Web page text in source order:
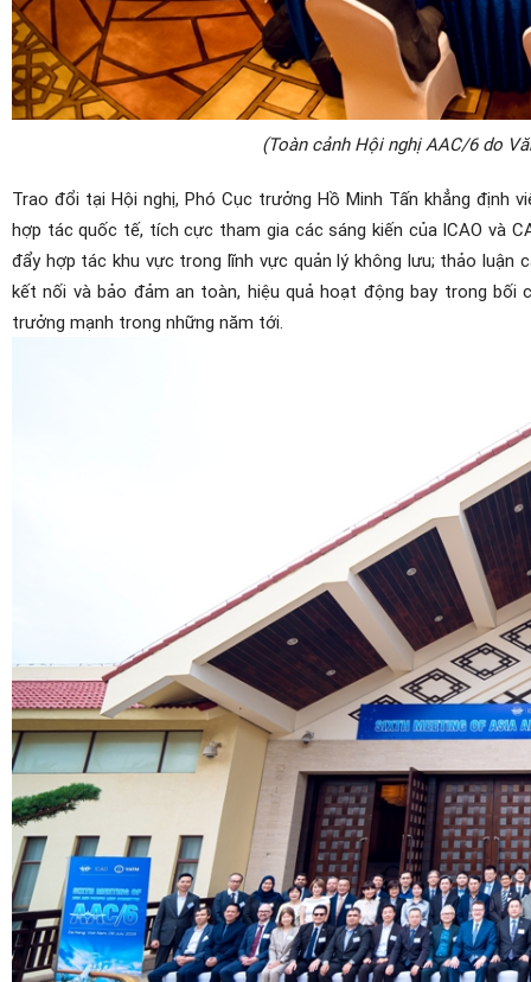
(Toàn cảnh Hội nghịAAC/6 do V
Trao đổi tại Hội nghị, Phó Cục trưởng Hồ Minh Tấn khẳng định
hợp tác quốc tế, tích cực tham gia các sáng kiến của ICAO và
đẩy hợp tác khu vực trong lĩnh vực quản lý không lưu; thảo luận
kết nối và bảo đảm an toàn, hiệu quả hoạt động bay trong bối
trưởng mạnh trong những năm tới.